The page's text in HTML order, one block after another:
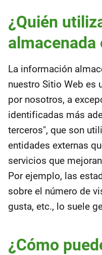
¿Quién
almacenada
La información
nuestro Sitio Web es
por nosotros, a
identificadas más
terceros", que son
entidades externas
servicios que
Por ejemplo, las
sobre el número de
gusta, etc., lo suele
¿Cómo